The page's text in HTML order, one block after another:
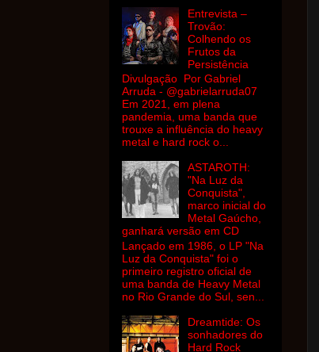
Entrevista –
Trovão:
Colhendo os
Frutos da
Persistência
Divulgação Por Gabriel
Arruda - @gabrielarruda07
Em 2021, em plena
pandemia, uma banda que
trouxe a influência do heavy
metal e hard rock o...
ASTAROTH:
"Na Luz da
Conquista",
marco inicial do
Metal Gaúcho,
ganhará versão em CD
Lançado em 1986, o LP "Na
Luz da Conquista" foi o
primeiro registro oficial de
uma banda de Heavy Metal
no Rio Grande do Sul, sen...
Dreamtide: Os
sonhadores do
Hard Rock